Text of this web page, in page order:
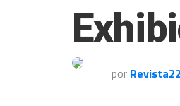
por Revista22